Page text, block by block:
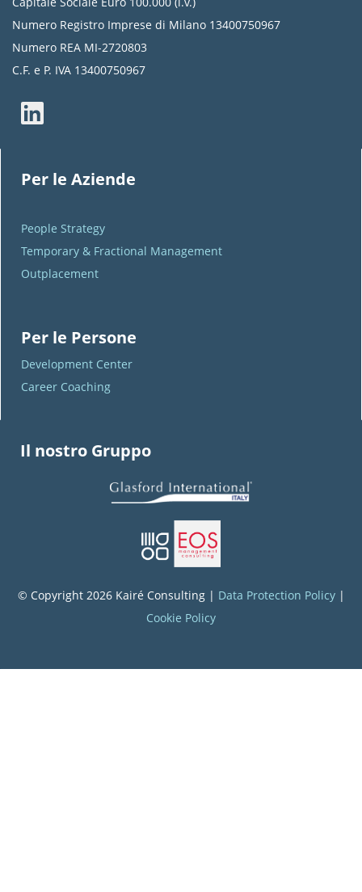
Numero Registro Imprese di Milano 13400750967
Numero REA MI-2720803
C.F. e P. IVA 13400750967
Per le Aziende
People Strategy
Temporary & Fractional Management
Outplacement
Per le Persone
Development Center
Career Coaching
Il nostro Gruppo
© Copyright 2026 Kairé Consulting | Data Protection Policy|
Cookie Policy